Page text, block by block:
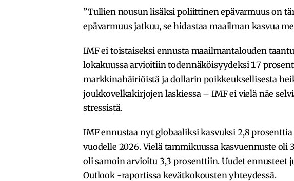
”Tullien nousun lisäksi poliittinen epävarmuus on
epävarmuus jatkuu, se hidastaa maailman kasvua
IMF ei toistaiseksi ennusta maailmantalouden
lokakuussa arvioitiin todennäköisyydeksi 17
markkinahäiriöistä ja dollarin poikkeuksellisesta
joukkovelkakirjojen laskiessa – IMF ei vielä näe
stressistä.
IMF ennustaa nyt globaaliksi kasvuksi 2,8
vuodelle 2026. Vielä tammikuussa kasvuennuste oli
oli samoin arvioitu 3,3 prosenttiin. Uudet ennusteet
Outlook -raportissa kevätkokousten yhteydessä.